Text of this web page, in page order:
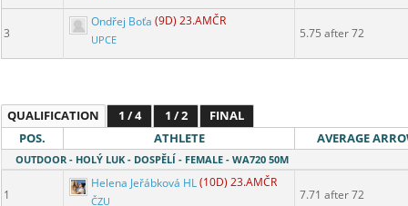
3
Ondřej Boťa (9D) 23.AMČR
UPCE 5.75 after 72
QUALIFICATION 1 / 4 1 / 2
FINAL
POS.
ATHLETE AVERAGE
OUTDOOR - HOLÝ LUK - DOSPĚLÍ - FEMALE - WA720 50M
1
Helena Jeřábková HL(10D) 23.AMČR
ČZU 7.71 after 72